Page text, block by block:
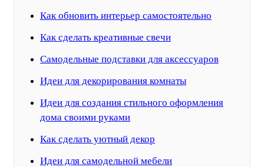
Как обновить интерьер самостоятельно
Как сделать креативные свечи
Самодельные подставки для аксессуаров
Идеи для декорирования комнаты
Идеи для создания стильного оформления
дома своими руками
Как сделать уютный декор
Идеи для самодельной мебели